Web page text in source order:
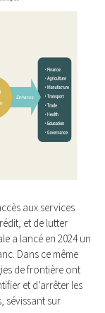
aux services
et de lutter
a lancé en 2024 un
Dans ce même
de frontière ont
et d’arrêter les
sévissant sur